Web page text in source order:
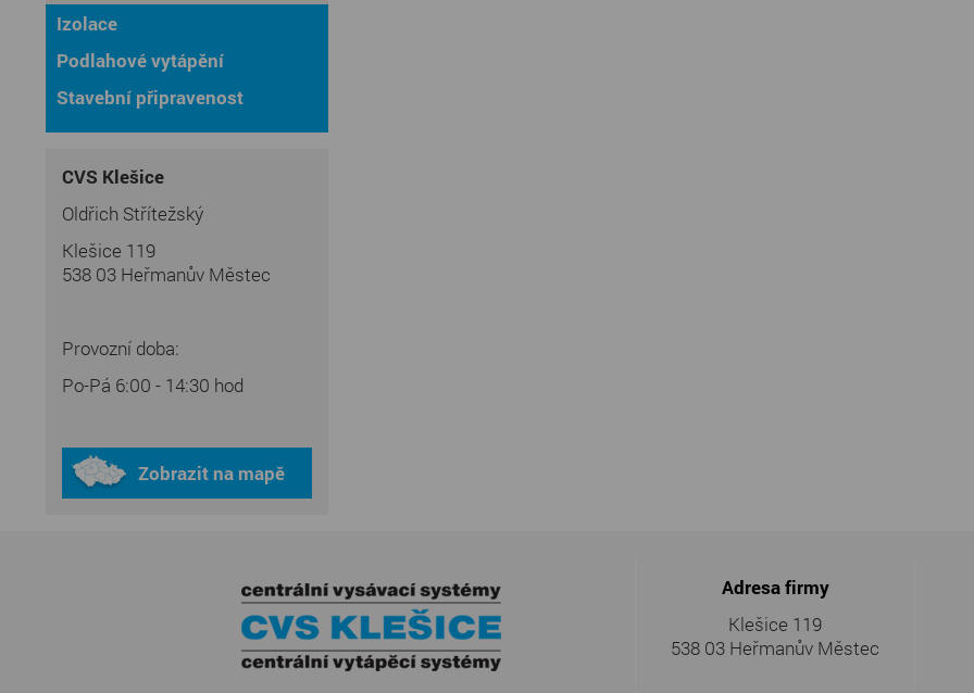
Izolace
Podlahové vytápění
Stavební připravenost
CVS Klešice
Oldřich Střítežský
Klešice 119
538 03 Heřmanův Městec
Provozní doba:
Po-Pá 6:00 - 14:30 hod
Zobrazit na mapě
Adresa firmy
Klešice 119
538 03 Heřmanův Městec